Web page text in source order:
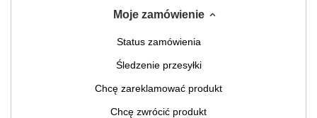
Moje zamówienie
Status zamówienia
Śledzenie przesyłki
Chcę zareklamować produkt
Chcę zwrócić produkt